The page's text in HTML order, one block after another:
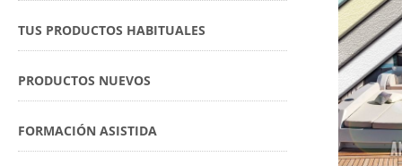
TUS PRODUCTOS HABITUALES
PRODUCTOS NUEVOS
FORMACIÓN ASISTIDA